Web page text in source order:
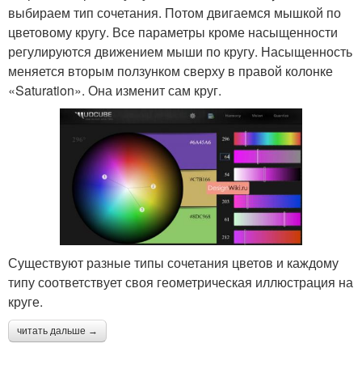
выбираем тип сочетания. Потом двигаемся мышкой по
цветовому кругу. Все параметры кроме насыщенности
регулируются движением мыши по кругу. Насыщенность
меняется вторым ползунком сверху в правой колонке
«Saturation». Она изменит сам круг.
Существуют разные типы сочетания цветов и каждому
типу соответствует своя геометрическая иллюстрация на
круге.
читать дальше →